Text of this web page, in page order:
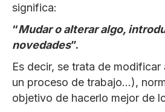
significa:
“Mudar o alterar algo,
novedades”.
Es decir, se trata de
un proceso de trabajo…),
objetivo de hacerlo mejor de